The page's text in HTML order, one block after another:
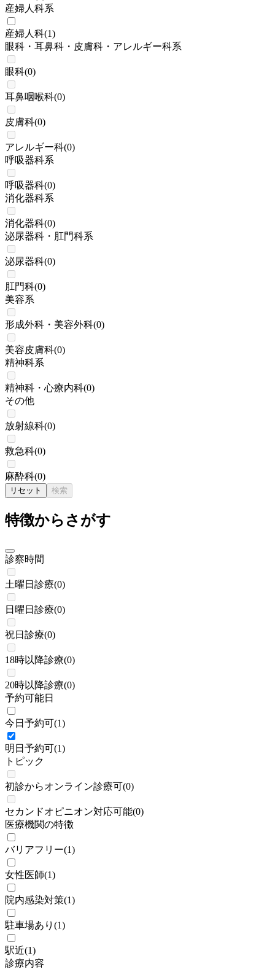
産婦人科系
産婦人科(1)
眼科・耳鼻科・皮膚科・アレルギー科系
眼科(0)
耳鼻咽喉科(0)
皮膚科(0)
アレルギー科(0)
呼吸器科系
呼吸器科(0)
消化器科系
消化器科(0)
泌尿器科・肛門科系
泌尿器科(0)
肛門科(0)
美容系
形成外科・美容外科(0)
美容皮膚科(0)
精神科系
精神科・心療内科(0)
その他
放射線科(0)
救急科(0)
麻酔科(0)
リセット 検索
特徴からさがす
診察時間
土曜日診療(0)
日曜日診療(0)
祝日診療(0)
18時以降診療(0)
20時以降診療(0)
予約可能日
今日予約可(1)
明日予約可(1)
トピック
初診からオンライン診療可(0)
セカンドオピニオン対応可能(0)
医療機関の特徴
バリアフリー(1)
女性医師(1)
院内感染対策(1)
駐車場あり (1)
駅近(1)
診療内容